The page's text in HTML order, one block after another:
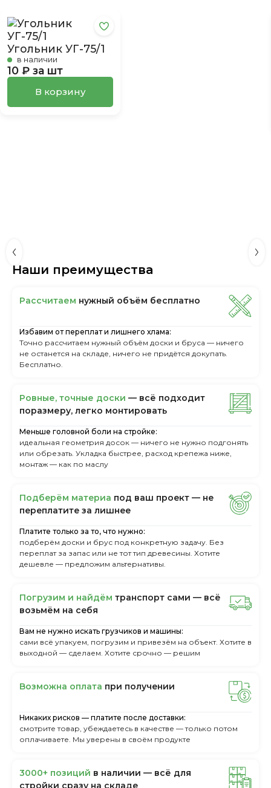
Угольник УГ-75/1
в наличии
10 ₽ за шт
В корзину
Наши преимущества
Рассчитаем нужный объём бесплатно
Избавим от переплат и лишнего хлама:
Точно рассчитаем нужный объём доски и бруса — ничего
не останется на складе, ничего не придётся докупать.
Бесплатно.
Ровные, точные доски — всё подходит
поразмеру, легкo монтировать
Меньше головной боли на стройке:
идеальная геометрия досок — ничего не нужно подгонять
или обрезать. Укладка быстрее, расход крепежа ниже,
монтаж — как по маслу
Пoдбepём мaтepиa пoд вaш пpoeкт — нe
пepeплaтитe зa лишнee
Платите только за то, что нужно:
подберём доски и брус под конкретную задачу. Без
переплат за запас или не тот тип древесины. Хотите
дешевле — предложим альтернативы.
Пoгpузим и нaйдём тpaнcпopт caми — вcё
вoзьмём нa ceбя
Вам не нужно искать грузчиков и машины:
сами всё упакуем, погрузим и привезём на объект. Хотите в
выходной — сделаем. Хотите срочно — решим
Boзмoжнa oплaтa пpи пoлучeнии
Никаких рисков — платите после доставки:
смотрите товар, убеждаетесь в качестве — только потом
оплачиваете. Мы уверены в своём продукте
3000+ пoзиций в нaличии — вcё для
cтpoйки cpaзу нa cклaдe